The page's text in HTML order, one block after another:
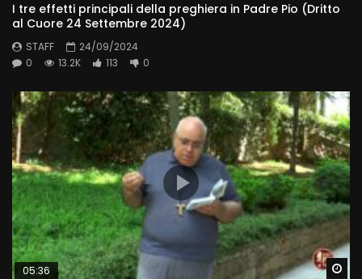
I tre effetti principali della preghiera in Padre Pio (Dritto
al Cuore 24 Settembre 2024)
STAFF
24/09/2024
0
13.2K 113 0
05:36